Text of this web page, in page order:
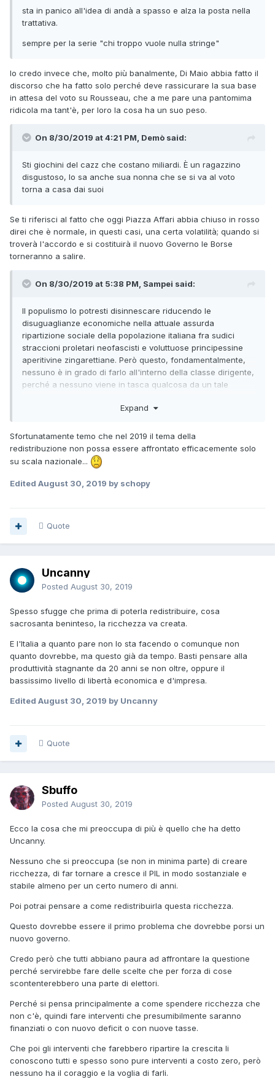
sta in panico all'idea di andà a spasso e alza la posta nella
trattativa.
sempre per la serie "chi troppo vuole nulla stringe"
Io credo invece che, molto più banalmente, Di Maio abbia fatto il
discorso che ha fatto solo perché deve rassicurare la sua base
in attesa del voto su Rousseau, che a me pare una pantomima
ridicola ma tant'è, per loro la cosa ha un suo peso.
On 8/30/2019 at 4:21 PM, Demò said:
Sti giochini del cazz che costano miliardi. È un ragazzino
disgustoso, lo sa anche sua nonna che se si va al voto
torna a casa dai suoi
Se ti riferisci al fatto che oggi Piazza Affari abbia chiuso in rosso
direi che è normale, in questi casi, una certa volatilità; quando si
troverà l'accordo e si costituirà il nuovo Governo le Borse
torneranno a salire.
On 8/30/2019 at 5:38 PM, Sampei said:
Il populismo lo potresti disinnescare riducendo le
disuguaglianze economiche nella attuale assurda
ripartizione sociale della popolazione italiana fra sudici
straccioni proletari neofascisti e voluttuose principessine
aperitivine zingarettiane. Però questo, fondamentalmente,
nessuno è in grado di farlo all'interno della classe dirigente,
perché a nessuno viene in tasca qualcosa da un tale
partiti populisti è infinitamente più redditizio, dal punto di
neopoveri schiumanti di rancore e privi di strumenti cognitivi
idonei ad innescare lotte di classe.
Expand
Sfortunatamente temo che nel 2019 il tema della
redistribuzione non possa essere affrontato efficacemente solo
su scala nazionale...
Edited August 30, 2019 by schopy
Quote
Uncanny
Posted August 30, 2019
Spesso sfugge che prima di poterla redistribuire, cosa
sacrosanta beninteso, la ricchezza va creata.
E l'Italia a quanto pare non lo sta facendo o comunque non
quanto dovrebbe, ma questo già da tempo. Basti pensare alla
produttività stagnante da 20 anni se non oltre, oppure il
bassissimo livello di libertà economica e d'impresa.
Edited August 30, 2019 by Uncanny
Quote
Sbuffo
Posted August 30, 2019
Ecco la cosa che mi preoccupa di più è quello che ha detto
Uncanny.
Nessuno che si preoccupa (se non in minima parte) di creare
ricchezza, di far tornare a cresce il PIL in modo sostanziale e
stabile almeno per un certo numero di anni.
Poi potrai pensare a come redistribuirla questa ricchezza.
Questo dovrebbe essere il primo problema che dovrebbe porsi un
nuovo governo.
Credo però che tutti abbiano paura ad affrontare la questione
perché servirebbe fare delle scelte che per forza di cose
scontenterebbero una parte di elettori.
Perché si pensa principalmente a come spendere ricchezza che
non c'è, quindi fare interventi che presumibilmente saranno
finanziati o con nuovo deficit o con nuove tasse.
Che poi gli interventi che farebbero ripartire la crescita li
conoscono tutti e spesso sono pure interventi a costo zero, però
nessuno ha il coraggio e la voglia di farli.